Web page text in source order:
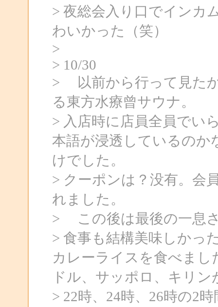
> 夜総会入り口でインカ
わいかった（笑）
>
> 10/30
> 以前から行って見た
る東方水療曾サウナ。
> 入店時に店員全員でい
本語が浸透しているのか
けでした。
> クーポンは？没有。会
れました。
> この後は最後の一息
> 食事も結構美味しかっ
カレーライスを食べま
ドル、サッポロ、キリ
> 22時、24時、26時の2